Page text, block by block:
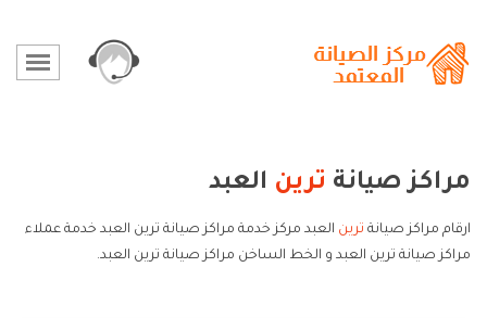
مراكز صيانة ترين العبد
ارقام مراكز صيانة ترين العبد مركز خدمة مراكز صيانة ترين العبد خدمة عملاء
مراكز صيانة ترين العبد و الخط الساخن مراكز صيانة ترين العبد.